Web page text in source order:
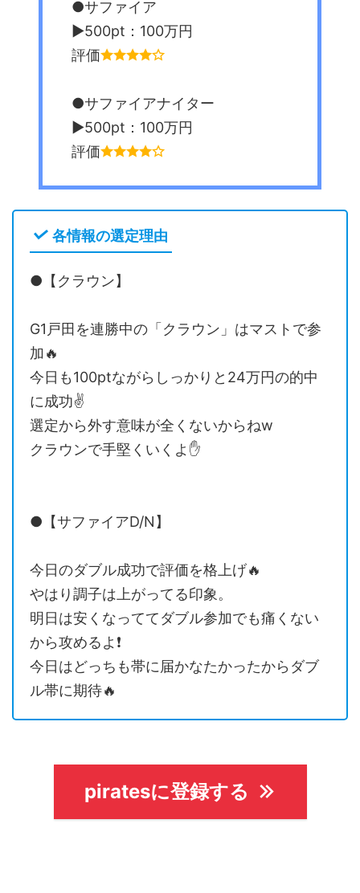
●サファイア
▶︎500pt：100万円
評価
●サファイアナイター
▶︎500pt：100万円
評価
各情報の選定理由
●【クラウン】
G1戸田を連勝中の「クラウン」はマストで参
加🔥
今日も100ptながらしっかりと24万円の的中
に成功✌️
選定から外す意味が全くないからねw
クラウンで手堅くいくよ✋
●【サファイアD/N】
今日のダブル成功で評価を格上げ🔥
やはり調子は上がってる印象。
明日は安くなっててダブル参加でも痛くない
から攻めるよ❗️
今日はどっちも帯に届かなたかったからダブ
ル帯に期待🔥
piratesに登録する